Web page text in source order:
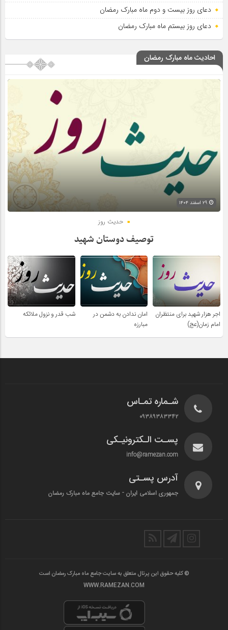
دعای روز بیست و دوم ماه مبارک رمضان
دعای روز بیستم ماه مبارک رمضان
احادیث ماه مبارک رمضان
حدیث روز
توصیف دوستان شهید
اجر هزار شهید برای منتظران
امام زمان(عج)
امان ندادن به دشمن در
مبارزه
شب قدر و نزول ملائکه
شـماره تمـاس
۰۹۳۸۹۳۸۳۳۴۲
پسـت الـکترونیـکی
info@ramezan.com
آدرس پسـتی
جمهوری اسلامی ایران - سایت جامع ماه مبارک رمضان
© کلیه حقوق این پرتال متعلق به سایت جامع ماه مبارک رمضان است
WWW.RAMEZAN.COM